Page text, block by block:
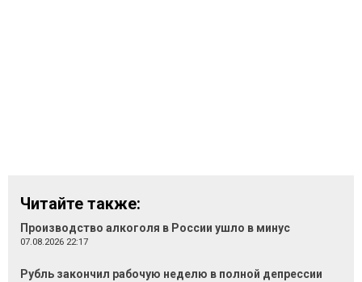
Читайте также:
Производство алкоголя в России ушло в минус
07.08.2026 22:17
Рубль закончил рабочую неделю в полной депрессии